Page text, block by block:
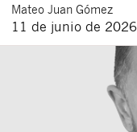
Mateo Juan Gómez
11 de junio de 2026